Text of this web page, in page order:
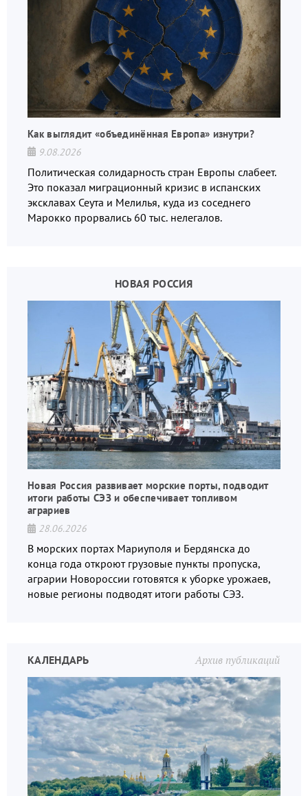
Как выглядит «объединённая Европа» изнутри?
9.08.2026
Политическая солидарность стран Европы слабеет.
Это показал миграционный кризис в испанских
эксклавах Сеута и Мелилья, куда из соседнего
Марокко прорвались 60 тыс. нелегалов.
НОВАЯ РОССИЯ
Новая Россия развивает морские порты, подводит
итоги работы СЭЗ и обеспечивает топливом
аграриев
28.06.2026
В морских портах Мариуполя и Бердянска до
конца года откроют грузовые пункты пропуска,
аграрии Новороссии готовятся к уборке урожаев,
новые регионы подводят итоги работы СЭЗ.
Архив публикаций
КАЛЕНДАРЬ